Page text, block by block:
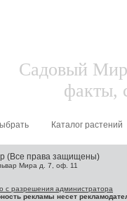
Садовый
факты,
Каталог растений
(Все права защищены)
Мира д. 7, оф. 11
с разрешения администратора
рекламы несет